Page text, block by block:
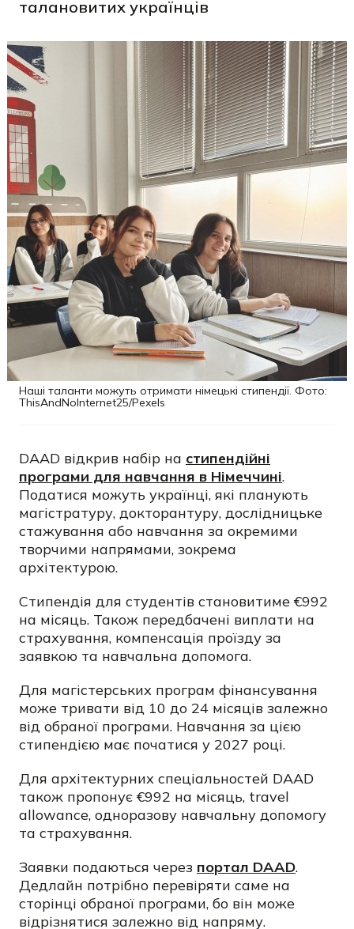
талановитих українців
Наші таланти можуть отримати німецькі стипендії. Фото:
ThisAndNoInternet25/Pexels
DAAD відкрив набір на стипендійні
програми для навчання в Німеччині.
Податися можуть українці, які планують
магістратуру, докторантуру, дослідницьке
стажування або навчання за окремими
творчими напрямами, зокрема
архітектурою.
Стипендія для студентів становитиме €992
на місяць. Також передбачені виплати на
страхування, компенсація проїзду за
заявкою та навчальна допомога.
Для магістерських програм фінансування
може тривати від 10 до 24 місяців залежно
від обраної програми. Навчання за цією
стипендією має початися у 2027 році.
Для архітектурних спеціальностей DAAD
також пропонує €992 на місяць, travel
allowance, одноразову навчальну допомогу
та страхування.
Заявки подаються через портал DAAD.
Дедлайн потрібно перевіряти саме на
сторінці обраної програми, бо він може
відрізнятися залежно від напряму.